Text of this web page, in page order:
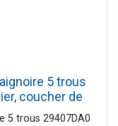
5 trous
coucher de
5 trous 29407DA0